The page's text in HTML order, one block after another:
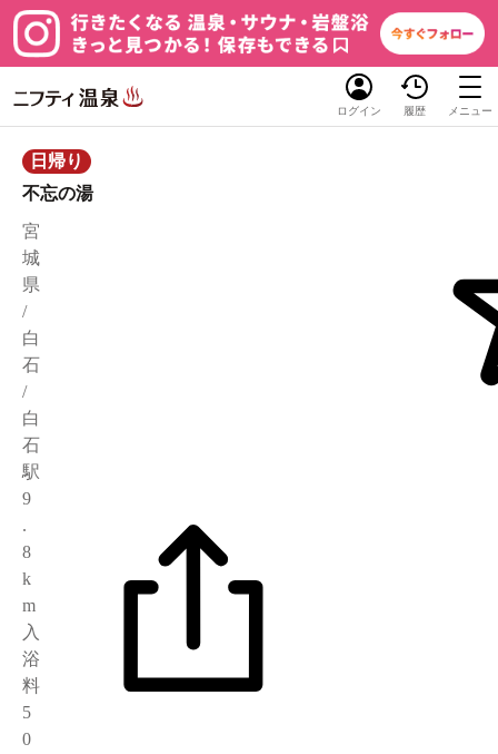
ログイン 履歴 メニュー
日帰り
不忘の湯
宮
城
県
/
白
石
/
白
石
駅
9
.
8
k
m
入
浴
料
5
0